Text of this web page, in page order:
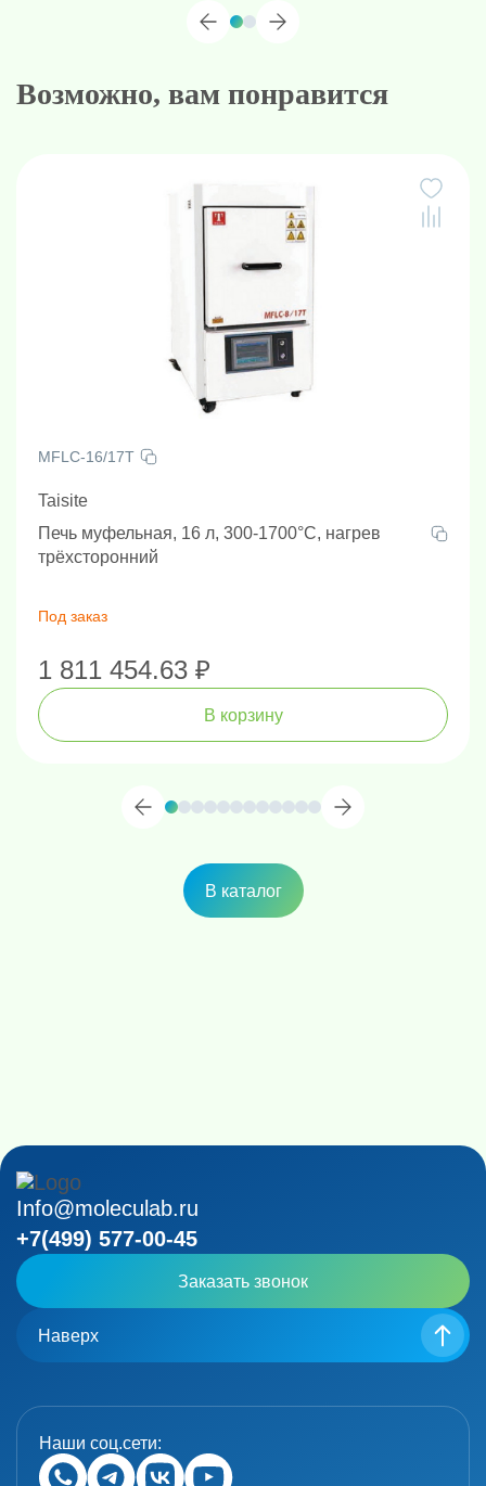
Возможно, вам понравится
MFLC-16/17T
Taisite
Печь муфельная, 16 л, 300-1700°C, нагрев
трёхсторонний
Под заказ
1 811 454.63 ₽
В корзину
В каталог
Info@moleculab.ru
+7(499) 577-00-45
Заказать звонок
Наверх
Наши соц.сети: